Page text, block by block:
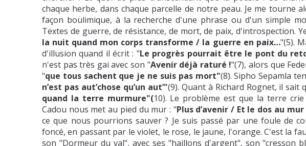
chaque herbe, dans chaque parcelle de notre peau. Je me tourne
façon boulimique, à la recherche d'une phrase ou d'un simple
Textes de guerre, de résistance, de mort, de paix, d'introspection.
la nuit quand mon corps transforme / la guerre en paix…"(5).
d'illusion quand il écrit : "Le progrès pourrait être le pont du
n'est pas très gai avec son "Avenir déjà raturé !"(7), alors que
"que tous sachent que je ne suis pas mort"(8). Sipho Sepamla
n’est pas aut’chose qu’un aut’"(9). Quant à Richard Rognet, il sait
quand la terre murmure"(10). Le problème est que la terre
Cadou nous met au pied du mur : "Plus d’avenir / Et le dos au
ce que nous pourrions sauver ? Je suis passé par une foule de
foncé, en passant par le violet, le rose, le jaune, l'orange. C'est la
son "Dormeur du val", avec ses "haillons d'argent", son "cresson